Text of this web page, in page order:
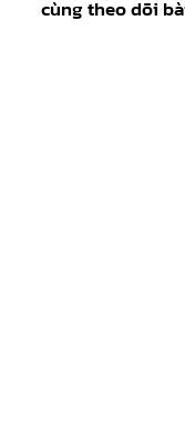
cùng theo dõi